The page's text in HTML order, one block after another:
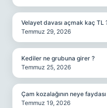
Velayet davası açmak kaç TL
Temmuz 29, 2026
Kediler ne grubuna girer ?
Temmuz 25, 2026
Çam kozalağının neye
Temmuz 19, 2026